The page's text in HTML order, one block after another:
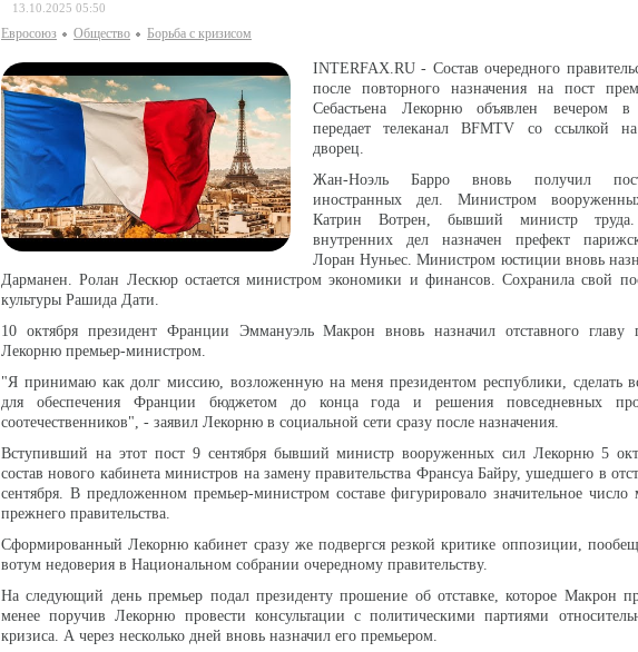
13.10.2025 05:50
Евросоюз Общество Борьба с кризисом
INTERFAX.RU - Состав очередного
после повторного назначения на пост
Себастьена Лекорню объявлен вечером в
передает телеканал BFMTV со ссылкой
дворец.
Жан-Ноэль Барро вновь получил
иностранных дел. Министром
Катрин Вотрен, бывший министр
внутренних дел назначен префект
Лоран Нуньес. Министром юстиции вновь
Дарманен. Ролан Лескюр остается министром экономики и финансов. Сохранила свой
культуры Рашида Дати.
10 октября президент Франции Эммануэль Макрон вновь назначил отставного главу
Лекорню премьер-министром.
"Я принимаю как долг миссию, возложенную на меня президентом республики, сделать
для обеспечения Франции бюджетом до конца года и решения повседневных
соотечественников", - заявил Лекорню в социальной сети сразу после назначения.
Вступивший на этот пост 9 сентября бывший министр вооруженных сил Лекорню 5
состав нового кабинета министров на замену правительства Франсуа Байру, ушедшего в
сентября. В предложенном премьер-министром составе фигурировало значительное число
прежнего правительства.
Сформированный Лекорню кабинет сразу же подвергся резкой критике оппозиции,
вотум недоверия в Национальном собрании очередному правительству.
На следующий день премьер подал президенту прошение об отставке, которое Макрон
менее поручив Лекорню провести консультации с политическими партиями
кризиса. А через несколько дней вновь назначил его премьером.